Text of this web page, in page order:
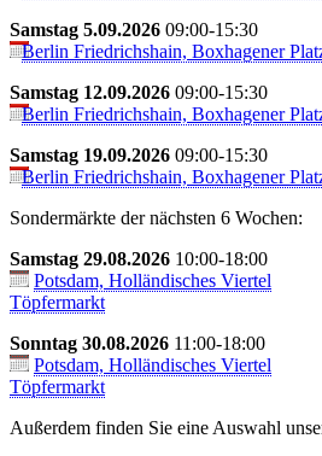
Samstag 5.09.2026 09:00-15:30
Berlin Friedrichshain, Boxhagener
Samstag 12.09.2026 09:00-15:30
Berlin Friedrichshain, Boxhagener
Samstag 19.09.2026 09:00-15:30
Berlin Friedrichshain, Boxhagener
Sondermärkte der nächsten 6 Wochen:
Samstag 29.08.2026 10:00-18:00
Potsdam, Holländisches Viertel
Töpfermarkt
Sonntag 30.08.2026 11:00-18:00
Potsdam, Holländisches Viertel
Töpfermarkt
Außerdem finden Sie eine Auswahl